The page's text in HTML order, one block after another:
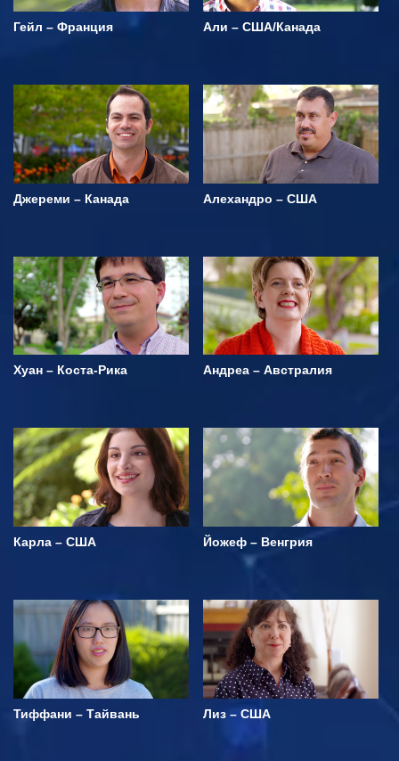
Гейл – Франция Али – США/Канада
Джереми – Канада Алехандро – США
Хуан – Коста-Рика Андреа – Австралия
Карла – США Йожеф – Венгрия
Тиффани – Тайвань Лиз – США